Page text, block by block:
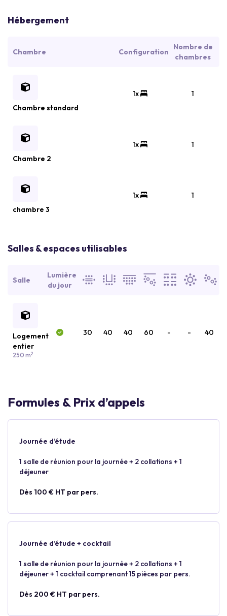
Hébergement
Chambre Configuration
Nombre de
chambres
Chambre standard
1x 1
Chambre 2
1x 1
chambre 3
1x 1
Salles & espaces utilisables
Salle
Lumière
du jour
Logement
entier
250 m2
30 40 40 60 - - 40
Formules & Prix d’appels
Journée d’étude
1 salle de réunion pour la journée + 2 collations + 1
déjeuner
Dès 100 € HT par pers.
Journée d’étude + cocktail
1 salle de réunion pour la journée + 2 collations + 1
déjeuner + 1 cocktail comprenant 15 pièces par pers.
Dès 200 € HT par pers.